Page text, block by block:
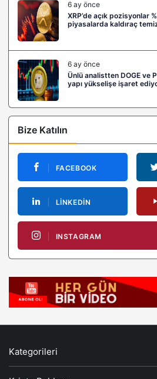
6 ay önce
XRP’de açık pozisyonlar
piyasalarda kaldıraç
6 ay önce
Ünlü analistten DOGE ve
yapı yükselişe işaret
Bize Katılın
FACEBOOK
LINKEDIN
INSTAGRAM
Kategorileri